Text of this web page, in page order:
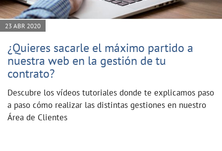
23 ABR 2020
¿Quieres sacarle el máximo partido a
nuestra web en la gestión de tu
contrato?
Descubre los vídeos tutoriales donde te explicamos paso
a paso cómo realizar las distintas gestiones en nuestro
Área de Clientes